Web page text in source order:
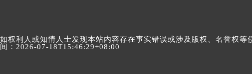
如权利人或知情人士发现本站内容存在事实错误或涉及版权、名誉权
间：2026-07-18T15:46:29+08:00